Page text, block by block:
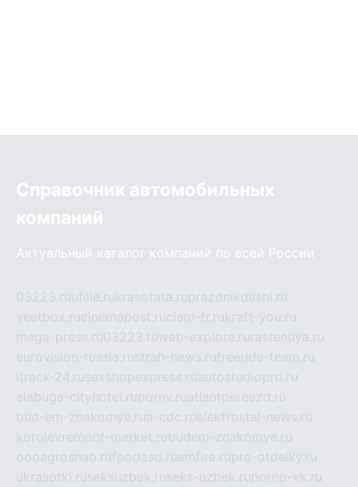
Справочник автомобильных
компаний
Актуальный каталог компаний по всей России
03223.ruufille.rukrasotata.ruprazdnikdushi.ru
veetbox.rucinemapost.ruciam-fr.rukraft-you.ru
mega-press.ru03223.ruweb-explore.ru rastenuya.ru
eurovision-russia.rustrah-news.rufreeride-team.ru
itrack-24.rusexshopexpress.ruautostudiopro.ru
alabuga-cityhotel.rupornv.ruatlantpereezd.ru
bud-em-znakomye.rua-cdc.ruelektrostal-news.ru
korolevremont-market.rubudem-znakomye.ru
oooagrosnab.rufpodaso.ruemfire.rupro-otdelky.ru
ukrasotki.ruseksuzbek.ruseks-uzbek.ruporno-vk.ru